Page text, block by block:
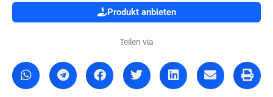
Produkt anbieten
Teilen via